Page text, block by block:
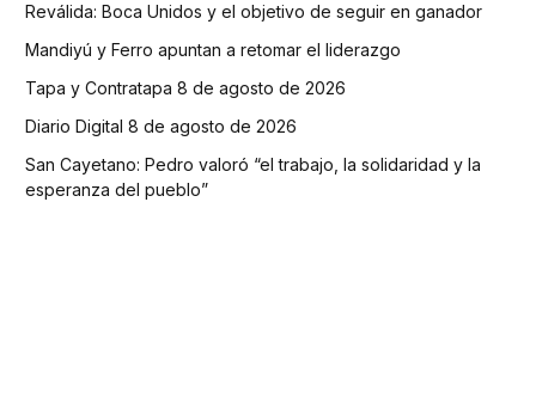
Reválida: Boca Unidos y el objetivo de seguir en ganador
Mandiyú y Ferro apuntan a retomar el liderazgo
Tapa y Contratapa 8 de agosto de 2026
Diario Digital 8 de agosto de 2026
San Cayetano: Pedro valoró “el trabajo, la solidaridad y la
esperanza del pueblo”